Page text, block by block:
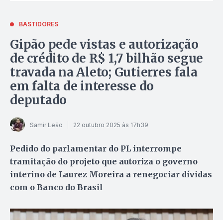
BASTIDORES
Gipão pede vistas e autorização
de crédito de R$ 1,7 bilhão segue
travada na Aleto; Gutierres fala
em falta de interesse do
deputado
Samir Leão 22 outubro 2025 às 17h39
Pedido do parlamentar do PL interrompe
tramitação do projeto que autoriza o governo
interino de Laurez Moreira a renegociar dívidas
com o Banco do Brasil